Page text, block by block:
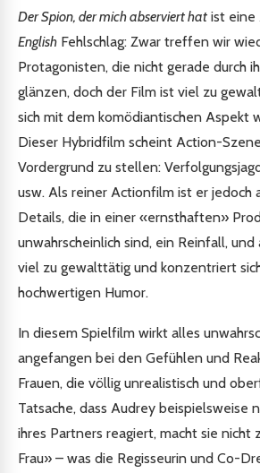
Der Spion, der mich abserviert hat ist eine
English Fehlschlag: Zwar treffen wir
Protagonisten, die nicht gerade durch
glänzen, doch der Film ist viel zu
sich mit dem komödiantischen Aspekt
Dieser Hybridfilm scheint Action-
Vordergrund zu stellen:
usw. Als reiner Actionfilm ist er jedoch
Details, die in einer «ernsthaften»
unwahrscheinlich sind, ein Reinfall,
viel zu gewalttätig und konzentriert
hochwertigen Humor.
In diesem Spielfilm wirkt alles
angefangen bei den Gefühlen und
Frauen, die völlig unrealistisch und
Tatsache, dass Audrey beispielsweise
ihres Partners reagiert, macht sie nicht
Frau» – was die Regisseurin und Co-